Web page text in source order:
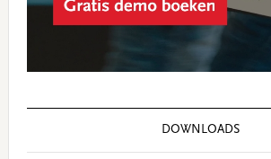
DOWNLOADS